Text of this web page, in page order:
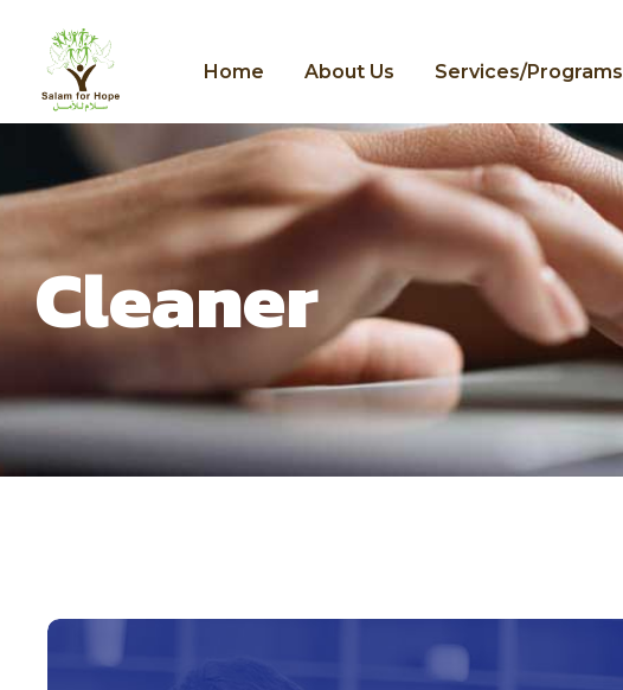
Home About Us Services/Programs
Cleaner